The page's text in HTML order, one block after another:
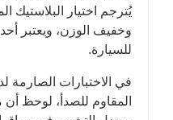
يُترجم اختيار البلاستيك
وخفيف الوزن، ويعتبر
للسيارة.
في الاختبارات الصارمة
المقاوم للصدأ، لوحظ